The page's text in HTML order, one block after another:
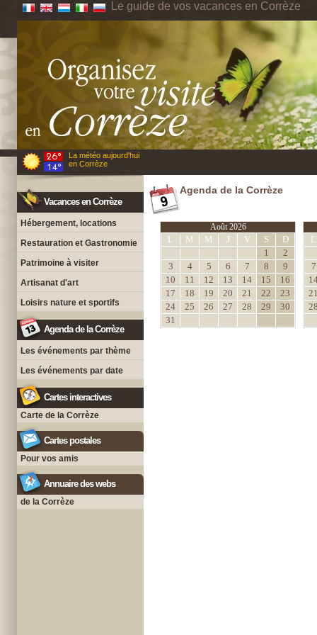
Le guide de vos vacances en Corrèze
La météo aujourd'hui
en Corrèze
Vacances en Corrèze
Hébergement, locations
Restauration et Gastronomie
Patrimoine à visiter
Artisanat d'art
Loisirs nature et sportifs
Agenda de la Corrèze
Les événements par thème
Les événements par date
Cartes interactives
Carte de la Corrèze
Cartes postales
Pour vos amis
Annuaire des webs
de la Corrèze
Agenda de la Corrèze
Août 2026
L M M J V S
D
1
2
3
4 5 6 7 8
9
10
11 12 13 14 15
16
17
18 19 20 21 22
23
24
25 26 27 28 29
30
31
L
7